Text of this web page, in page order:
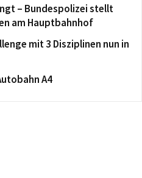
– Bundespolizei stellt
am Hauptbahnhof
mit 3 Disziplinen nun in
A4